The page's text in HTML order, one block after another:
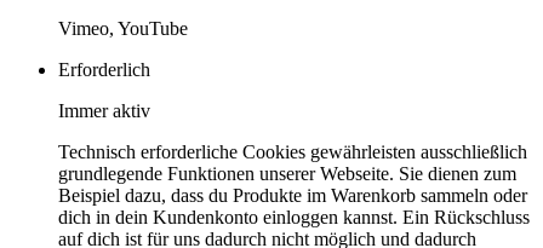
Vimeo, YouTube
Erforderlich
Immer aktiv
Technisch erforderliche Cookies gewährleisten ausschließlich
grundlegende Funktionen unserer Webseite. Sie dienen zum
Beispiel dazu, dass du Produkte im Warenkorb sammeln oder
dich in dein Kundenkonto einloggen kannst. Ein Rückschluss
auf dich ist für uns dadurch nicht möglich und dadurch